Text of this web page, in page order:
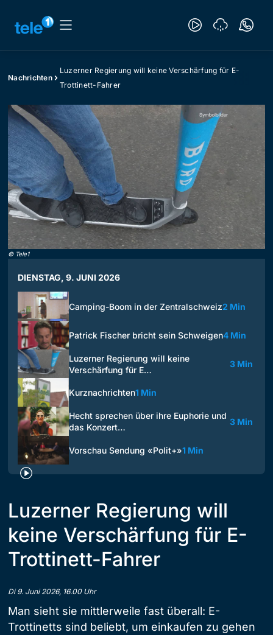
Nachrichten
Luzerner Regierung will keine Verschärfung für E-
Trottinett-Fahrer
© Tele1
DIENSTAG, 9. JUNI 2026
Camping-Boom in der Zentralschweiz2 Min
Patrick Fischer bricht sein Schweigen4 Min
Luzerner Regierung will keine
Verschärfung für E…
3 Min
Kurznachrichten1 Min
Hecht sprechen über ihre Euphorie und
das Konzert…
3 Min
Vorschau Sendung «Polit+»1 Min
Luzerner Regierung will
keine Verschärfung für E-
Trottinett-Fahrer
Di 9. Juni 2026, 16.00 Uhr
Man sieht sie mittlerweile fast überall: E-
Trottinetts sind beliebt, um einkaufen zu gehen